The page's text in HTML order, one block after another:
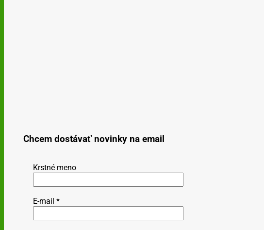
Chcem dostávať novinky na email
Krstné meno
E-mail *